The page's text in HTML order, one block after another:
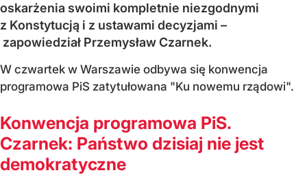
oskarżenia swoimi kompletnie niezgodnymi
z Konstytucją i z ustawami decyzjami –
zapowiedział Przemysław Czarnek.
W czwartek w Warszawie odbywa się konwencja
programowa PiS zatytułowana "Ku nowemu rządowi".
Konwencja programowa PiS.
Czarnek: Państwo dzisiaj nie jest
demokratyczne